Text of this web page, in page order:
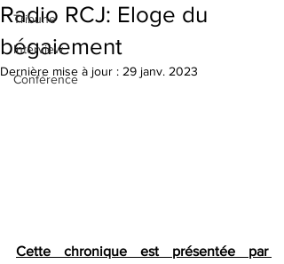
Tribune
Interview
Conférence
Radio RCJ: Eloge du
bégaiement
Dernière mise à jour : 29 janv. 2023
Cette chronique est présentée par